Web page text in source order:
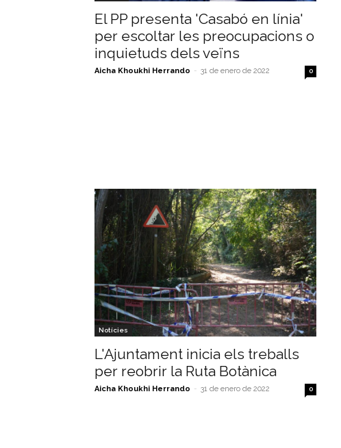
El PP presenta 'Casabó en línia'
per escoltar les preocupacions o
inquietuds dels veïns
Aicha Khoukhi Herrando - 31 de enero de 2022
0
Notícies
L'Ajuntament inicia els treballs
per reobrir la Ruta Botànica
Aicha Khoukhi Herrando - 31 de enero de 2022 0